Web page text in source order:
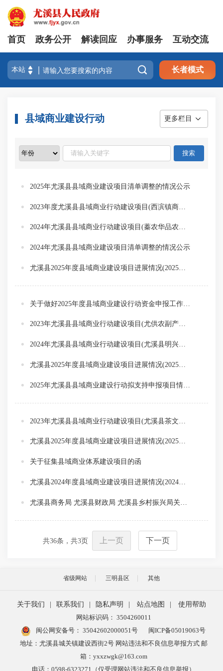
首页 政务公开 解读回应 办事服务 互动交流
 长者模式
县域商业建设行动 更多栏目
2025年尤溪县县域商业建设项目清单调整的情况公示
2024年尤溪县县域商业行动建设项目(蓁农华品农产品商品处理设施建设项目)验收情况公示
2024年尤溪县县域商业建设项目清单调整的情况公示
2023年尤溪县县域商业行动建设项目(尤供农副产品初加工项目)验收情况公示
2024年尤溪县县域商业行动建设项目(尤溪县明兴源商贸仓储中心建设项目)验收情况公示
尤溪县2025年度县域商业建设项目进展情况(2025年第2季度)
尤溪县2025年度县域商业建设项目进展情况(2025年第1季度)
关于征集县域商业体系建设项目的函
共36条，共3页 上一页 下一页
省级网站 三明县区 其他
关于我们 | 联系我们 | 隐私声明 | 站点地图 |
使用帮助
网站标识码： 3504260011
闽公网安备号： 35042602000051号
闽ICP备05019063号
地址：尤溪县城关镇建设西街2号 网站违法和不良信息举报方式 邮
箱：yxxzwgk@163.com
电话：0598-6323271（仅受理网站违法和不良信息举报）